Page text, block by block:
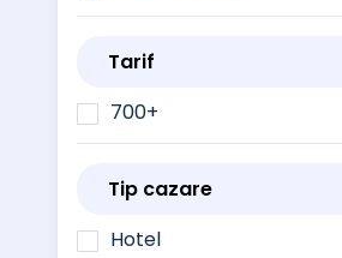
Tarif
700+
Tip cazare
Hotel